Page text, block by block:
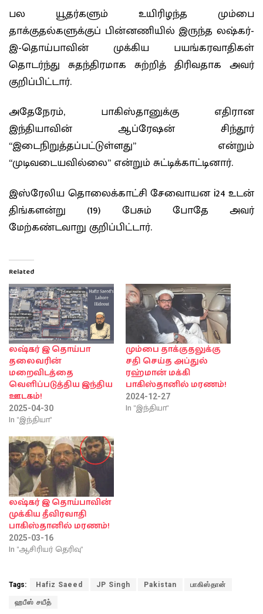
பல யூதர்களும் உயிரிழந்த மும்பை
தாக்குதல்களுக்குப் பின்னணியில் இருந்த லஷ்கர்-
இ-தொய்பாவின் முக்கிய பயங்கரவாதிகள்
தொடர்ந்து சுதந்திரமாக சுற்றித் திரிவதாக அவர்
குறிப்பிட்டார்.
அதேநேரம், பாகிஸ்தானுக்கு எதிரான
இந்தியாவின் ஆப்ரேஷன் சிந்தூர்
“இடைநிறுத்தப்பட்டுள்ளது” என்றும்
“முடிவடையவில்லை” என்றும் சுட்டிக்காட்டினார்.
இஸ்ரேலிய தொலைக்காட்சி சேவைாயன i24 உடன்
திங்களன்று (19) பேசும் போதே அவர்
மேற்கண்டவாறு குறிப்பிட்டார்.
Related
லஷ்கர் இ தொய்பா
தலைவரின்
மறைவிடத்தை
வெளிப்படுத்திய இந்திய
ஊடகம்!
2025-04-30
In "இந்தியா"
மும்பை தாக்குதலுக்கு
சதி செய்த அப்துல்
ரஹ்மான் மக்கி
பாகிஸ்தானில் மரணம்!
2024-12-27
In "இந்தியா"
லஷ்கர் இ தொய்பாவின்
முக்கிய தீவிரவாதி
பாகிஸ்தானில் மரணம்!
2025-03-16
In "ஆசிரியர் தெரிவு"
Tags: Hafiz Saeed JP Singh Pakistan பாகிஸ்தான்
ஹபீஸ் சயீத்